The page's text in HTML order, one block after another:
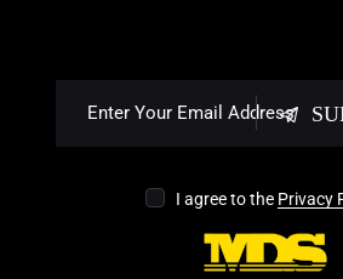
I agree to the Privacy